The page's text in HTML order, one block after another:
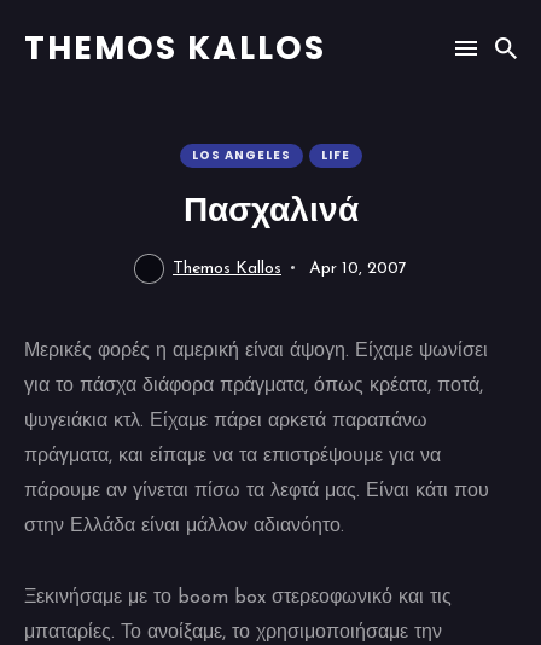
THEMOS KALLOS
LOS ANGELES LIFE
Πασχαλινά
Themos Kallos Apr 10, 2007
Μερικές φορές η αμερική είναι άψογη. Είχαμε ψωνίσει
για το πάσχα διάφορα πράγματα, όπως κρέατα, ποτά,
ψυγειάκια κτλ. Είχαμε πάρει αρκετά παραπάνω
πράγματα, και είπαμε να τα επιστρέψουμε για να
πάρουμε αν γίνεται πίσω τα λεφτά μας. Είναι κάτι που
στην Ελλάδα είναι μάλλον αδιανόητο.
Ξεκινήσαμε με το boom box στερεοφωνικό και τις
μπαταρίες. Το ανοίξαμε, το χρησιμοποιήσαμε την